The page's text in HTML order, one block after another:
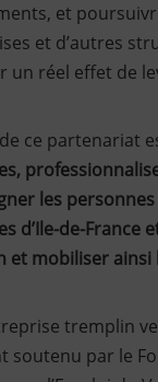
et
et d’autres
un réel effet de
ce partenariat
les
d’Ile-de-France
et mobiliser
tremplin
soutenu par le